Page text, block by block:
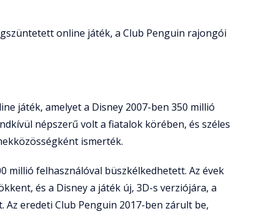
online játék, a Club Penguin rajongói
játék, amelyet a Disney 2007-ben 350 millió
népszerű volt a fiatalok körében, és széles
ismerték.
millió felhasználóval büszkélkedhetett. Az évek
és a Disney a játék új, 3D-s verziójára, a
eredeti Club Penguin 2017-ben zárult be,